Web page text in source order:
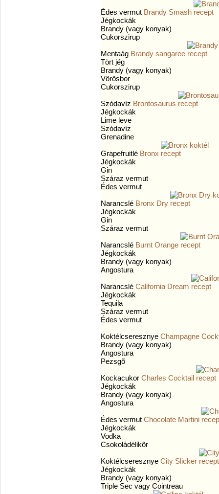
Édes vermut Brandy Smash
Jégkockák
Brandy (vagy konyak)
Cukorszirup
Mentaág Brandy sangaree
Tört jég
Brandy (vagy konyak)
Vörösbor
Cukorszirup
Szódavíz Brontosaurus
Jégkockák
Lime leve
Szódavíz
Grenadine
Grapefruitlé Bronx
Jégkockák
Gin
Száraz vermut
Édes vermut
Narancslé Bronx Dry
Jégkockák
Gin
Száraz vermut
Narancslé Burnt Orange
Jégkockák
Brandy (vagy konyak)
Angostura
Narancslé California Dream
Jégkockák
Tequila
Száraz vermut
Édes vermut
Koktélcseresznye Champagne
Brandy (vagy konyak)
Angostura
Pezsgõ
Kockacukor Charles Cocktail
Jégkockák
Brandy (vagy konyak)
Angostura
Édes vermut Chocolate Martini
Jégkockák
Vodka
Csokoládélikõr
Koktélcseresznye City Slicker
Jégkockák
Brandy (vagy konyak)
Triple Sec vagy Cointreau